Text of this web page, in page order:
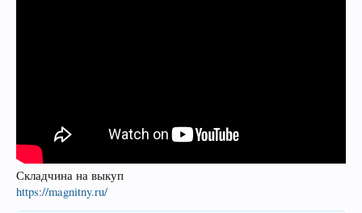
Складчина на выкуп
https://magnitny.ru/